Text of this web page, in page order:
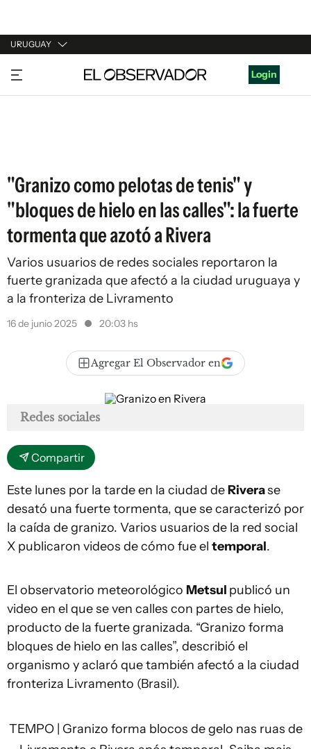
URUGUAY
URUGUAY
ARGENTINA
Login
"Granizo como pelotas de tenis" y
"bloques de hielo en las calles": la fuerte
tormenta que azotó a Rivera
Varios usuarios de redes sociales reportaron la
fuerte granizada que afectó a la ciudad uruguaya y
a la fronteriza de Livramento
16 de junio 2025 20:03 hs
Agregar El Observador en
Redes sociales
Compartir
Este lunes por la tarde en la ciudad deRiverase
desató una fuerte tormenta, que se caracterizó por
la caída de granizo. Varios usuarios de la red social
X publicaron videos de cómo fue el temporal.
El observatorio meteorológico Metsul publicó un
video en el que se ven calles con partes de hielo,
producto de la fuerte granizada. “Granizo forma
bloques de hielo en las calles”, describió el
organismo y aclaró que también afectó a la ciudad
fronteriza Livramento (Brasil).
TEMPO | Granizo forma blocos de gelo nas ruas de